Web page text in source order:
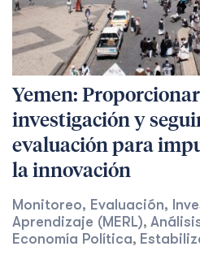
Yemen:
investigación y
evaluación para
la innovación
Monitoreo, Evaluación,
Aprendizaje (MERL),
Economía Política,